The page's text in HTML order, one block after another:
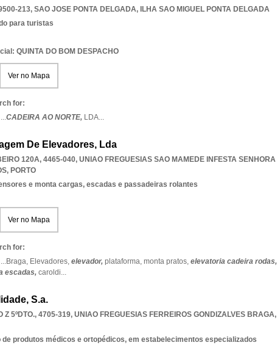
213, SAO JOSE PONTA DELGADA, ILHA SAO MIGUEL PONTA DELGADA
para turistas
QUINTA DO BOM DESPACHO
Ver no Mapa
for:
CADEIRA AO NORTE, LDA...
De Elevadores, Lda
120A, 4465-040, UNIAO FREGUESIAS SAO MAMEDE INFESTA SENHORA
, PORTO
e monta cargas, escadas e passadeiras rolantes
Ver no Mapa
for:
Braga, Elevadores, elevador, plataforma, monta pratos, elevatoria cadeira rodas,
escadas, caroldi...
S.a.
Z 5ºDTO., 4705-319, UNIAO FREGUESIAS FERREIROS GONDIZALVES BRAGA,
produtos médicos e ortopédicos, em estabelecimentos especializados